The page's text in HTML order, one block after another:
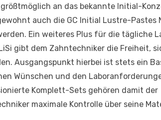
an das bekannte Initial-
auch die GC Initial Lustre-Pastes
Ein weiteres Plus für die tägliche
gibt dem Zahntechniker die Freiheit,
Ausgangspunkt hierbei ist stets ein
Wünschen und den
Komplett-Sets gehören damit der
maximale Kontrolle über seine